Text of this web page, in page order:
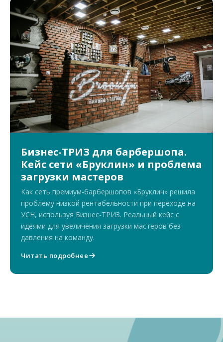
Бизнес-ТРИЗ для барбершопа.
Кейс сети «Бруклин» и проблема
загрузки мастеров
Как сеть премиум-барбершопов «Бруклин» решила
проблему низкой рентабельности при переходе на
УСН, используя Бизнес-ТРИЗ. Реальный кейс с
идеями для увеличения загрузки мастеров без
давления на команду.
Читать подробнее